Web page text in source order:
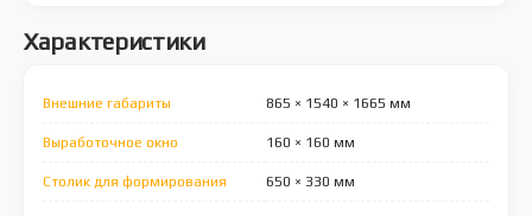
Характеристики
Внешние габариты 865 × 1540 × 1665 мм
Выработочное окно 160 × 160 мм
Столик для формирования 650 × 330 мм